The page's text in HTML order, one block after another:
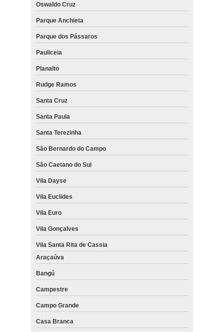
Oswaldo Cruz
Parque Anchieta
Parque dos Pássaros
Pauliceia
Planalto
Rudge Ramos
Santa Cruz
Santa Paula
Santa Terezinha
São Bernardo do Campo
São Caetano do Sul
Vila Dayse
Vila Euclides
Vila Euro
Vila Gonçalves
Vila Santa Rita de Cassia
Araçaúva
Bangú
Campestre
Campo Grande
Casa Branca